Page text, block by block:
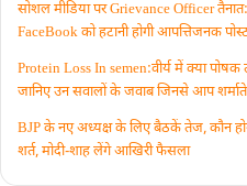
सोशल मीडिया पर Grievance Officer
FaceBook को हटानी होगी आपत्तिजनक
Protein Loss In semen:वीर्य में क्या पोषक
जानिए उन सवालों के जवाब जिनसे आप
BJP के नए अध्यक्ष के लिए बैठकें तेज, कौन
शर्त, मोदी-शाह लेंगे आखिरी फैसला